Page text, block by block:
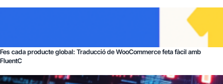
Fes cada producte global: Traducció de WooCommerce feta fàcil amb
FluentC